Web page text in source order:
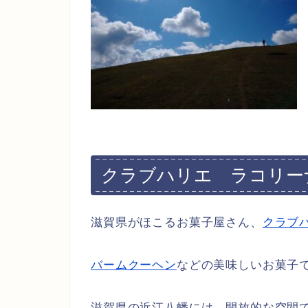
クラブハリエ ラコリー
滋賀県がほこるお菓子屋さん、 クラブ
バームクーヘンなどの美味しいお菓子